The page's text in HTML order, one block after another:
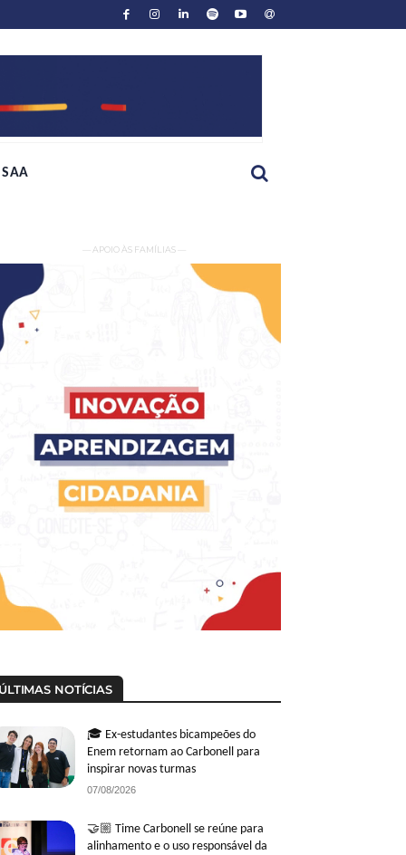
SAA
— APOIO ÀS FAMÍLIAS —
ÚLTIMAS NOTÍCIAS
🎓 Ex-estudantes bicampeões do
Enem retornam ao Carbonell para
inspirar novas turmas
07/08/2026
🤝🏼 Time Carbonell se reúne para
alinhamento e o uso responsável da